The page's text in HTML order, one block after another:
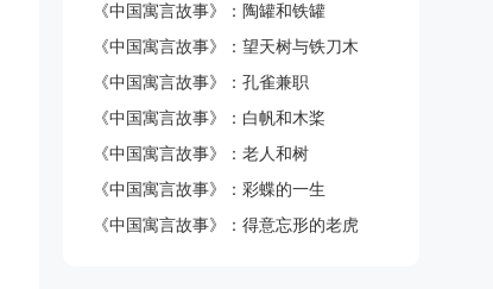
《中国寓言故事》：陶罐和铁罐
《中国寓言故事》：望天树与铁刀木
《中国寓言故事》：孔雀兼职
《中国寓言故事》：白帆和木桨
《中国寓言故事》：老人和树
《中国寓言故事》：彩蝶的一生
《中国寓言故事》：得意忘形的老虎